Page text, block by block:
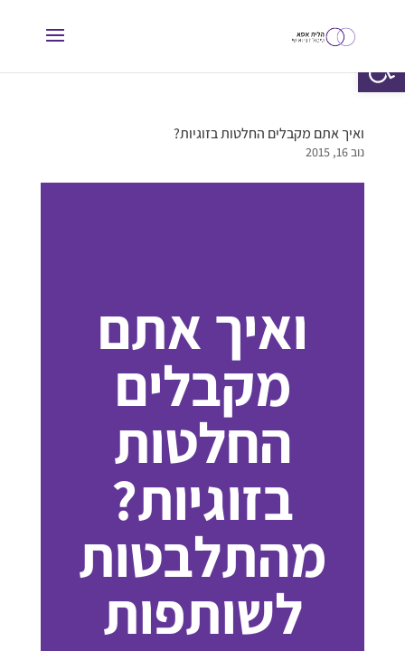
ואיך אתם מקבלים החלטות בזוגיות?
נוב 16, 2015
ואיך אתם
מקבלים
החלטות
בזוגיות?
מהתלבטות
לשותפות
פתח סרגל נגישות